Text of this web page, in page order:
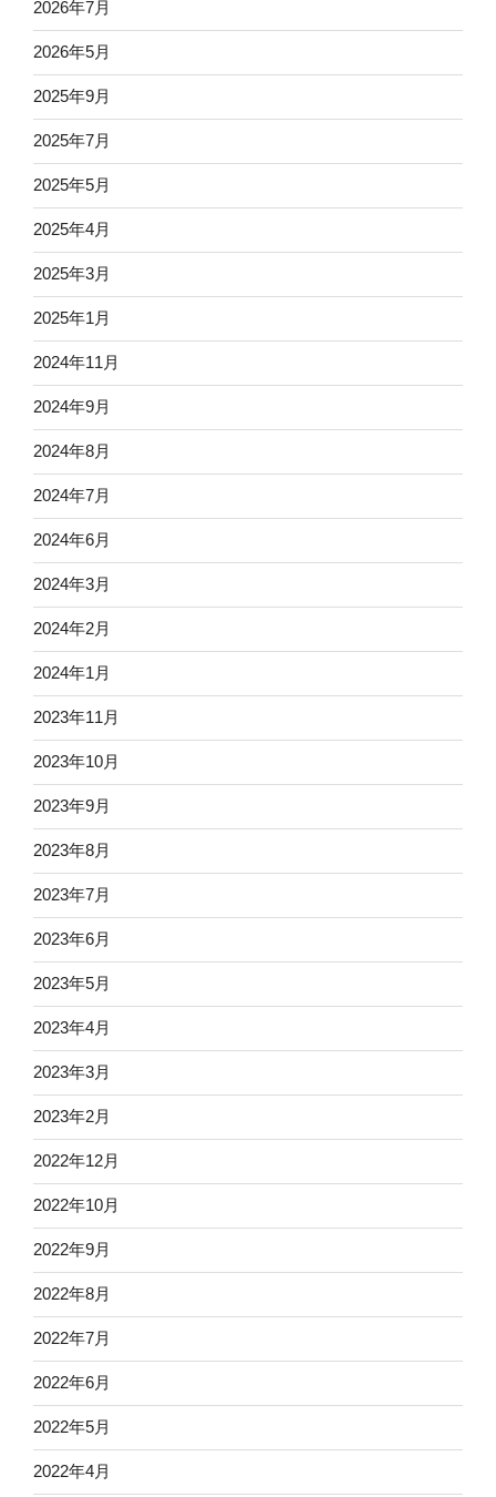
2026年7月
2026年5月
2025年9月
2025年7月
2025年5月
2025年4月
2025年3月
2025年1月
2024年11月
2024年9月
2024年8月
2024年7月
2024年6月
2024年3月
2024年2月
2024年1月
2023年11月
2023年10月
2023年9月
2023年8月
2023年7月
2023年6月
2023年5月
2023年4月
2023年3月
2023年2月
2022年12月
2022年10月
2022年9月
2022年8月
2022年7月
2022年6月
2022年5月
2022年4月